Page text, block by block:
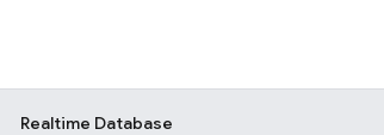
Realtime Database